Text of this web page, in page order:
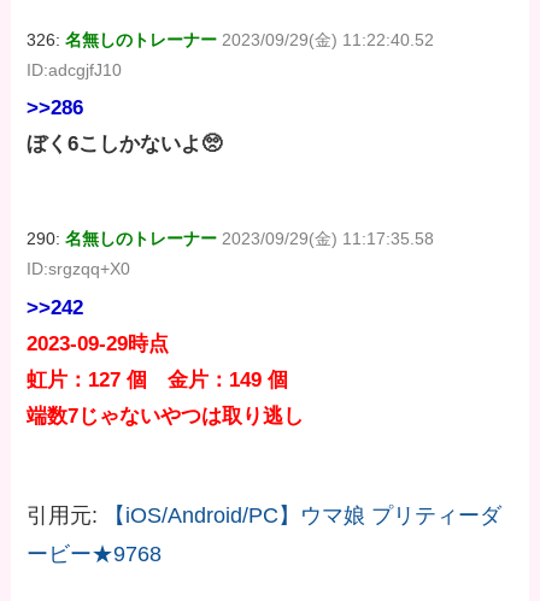
326:名無しのトレーナー 2023/09/29(金) 11:22:40.52
ID:adcgjfJ10
>>286
ぼく6こしかないよ🥺
290:名無しのトレーナー 2023/09/29(金) 11:17:35.58
ID:srgzqq+X0
>>242
2023-09-29時点
虹片：127 個 金片：149 個
端数7じゃないやつは取り逃し
引用元:
【iOS/Android/PC】ウマ娘 プリティーダ
ービー★9768